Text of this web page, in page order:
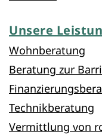
Unsere
Wohnberatung
Beratung zur
Technikberatung
Vermittlung von